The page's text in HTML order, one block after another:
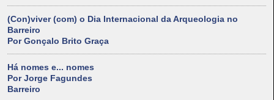
(Con)viver (com) o Dia Internacional da Arqueologia no
Barreiro
Por Gonçalo Brito Graça
Há nomes e... nomes
Por Jorge Fagundes
Barreiro